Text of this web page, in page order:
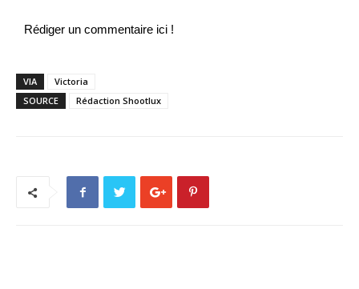
Rédiger un commentaire ici !
VIA
Victoria
SOURCE
Rédaction Shootlux